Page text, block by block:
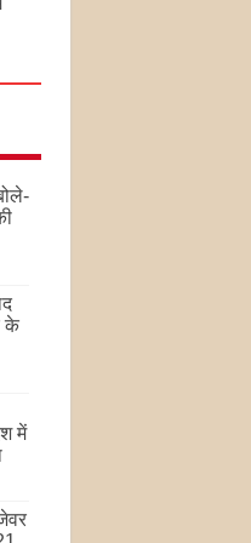
के
में